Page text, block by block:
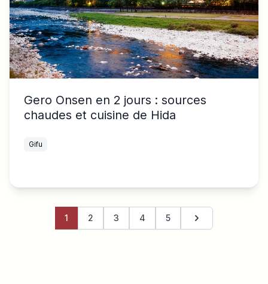
Gero Onsen en 2 jours : sources
chaudes et cuisine de Hida
Gifu
1 2 3 4 5 Page suivante